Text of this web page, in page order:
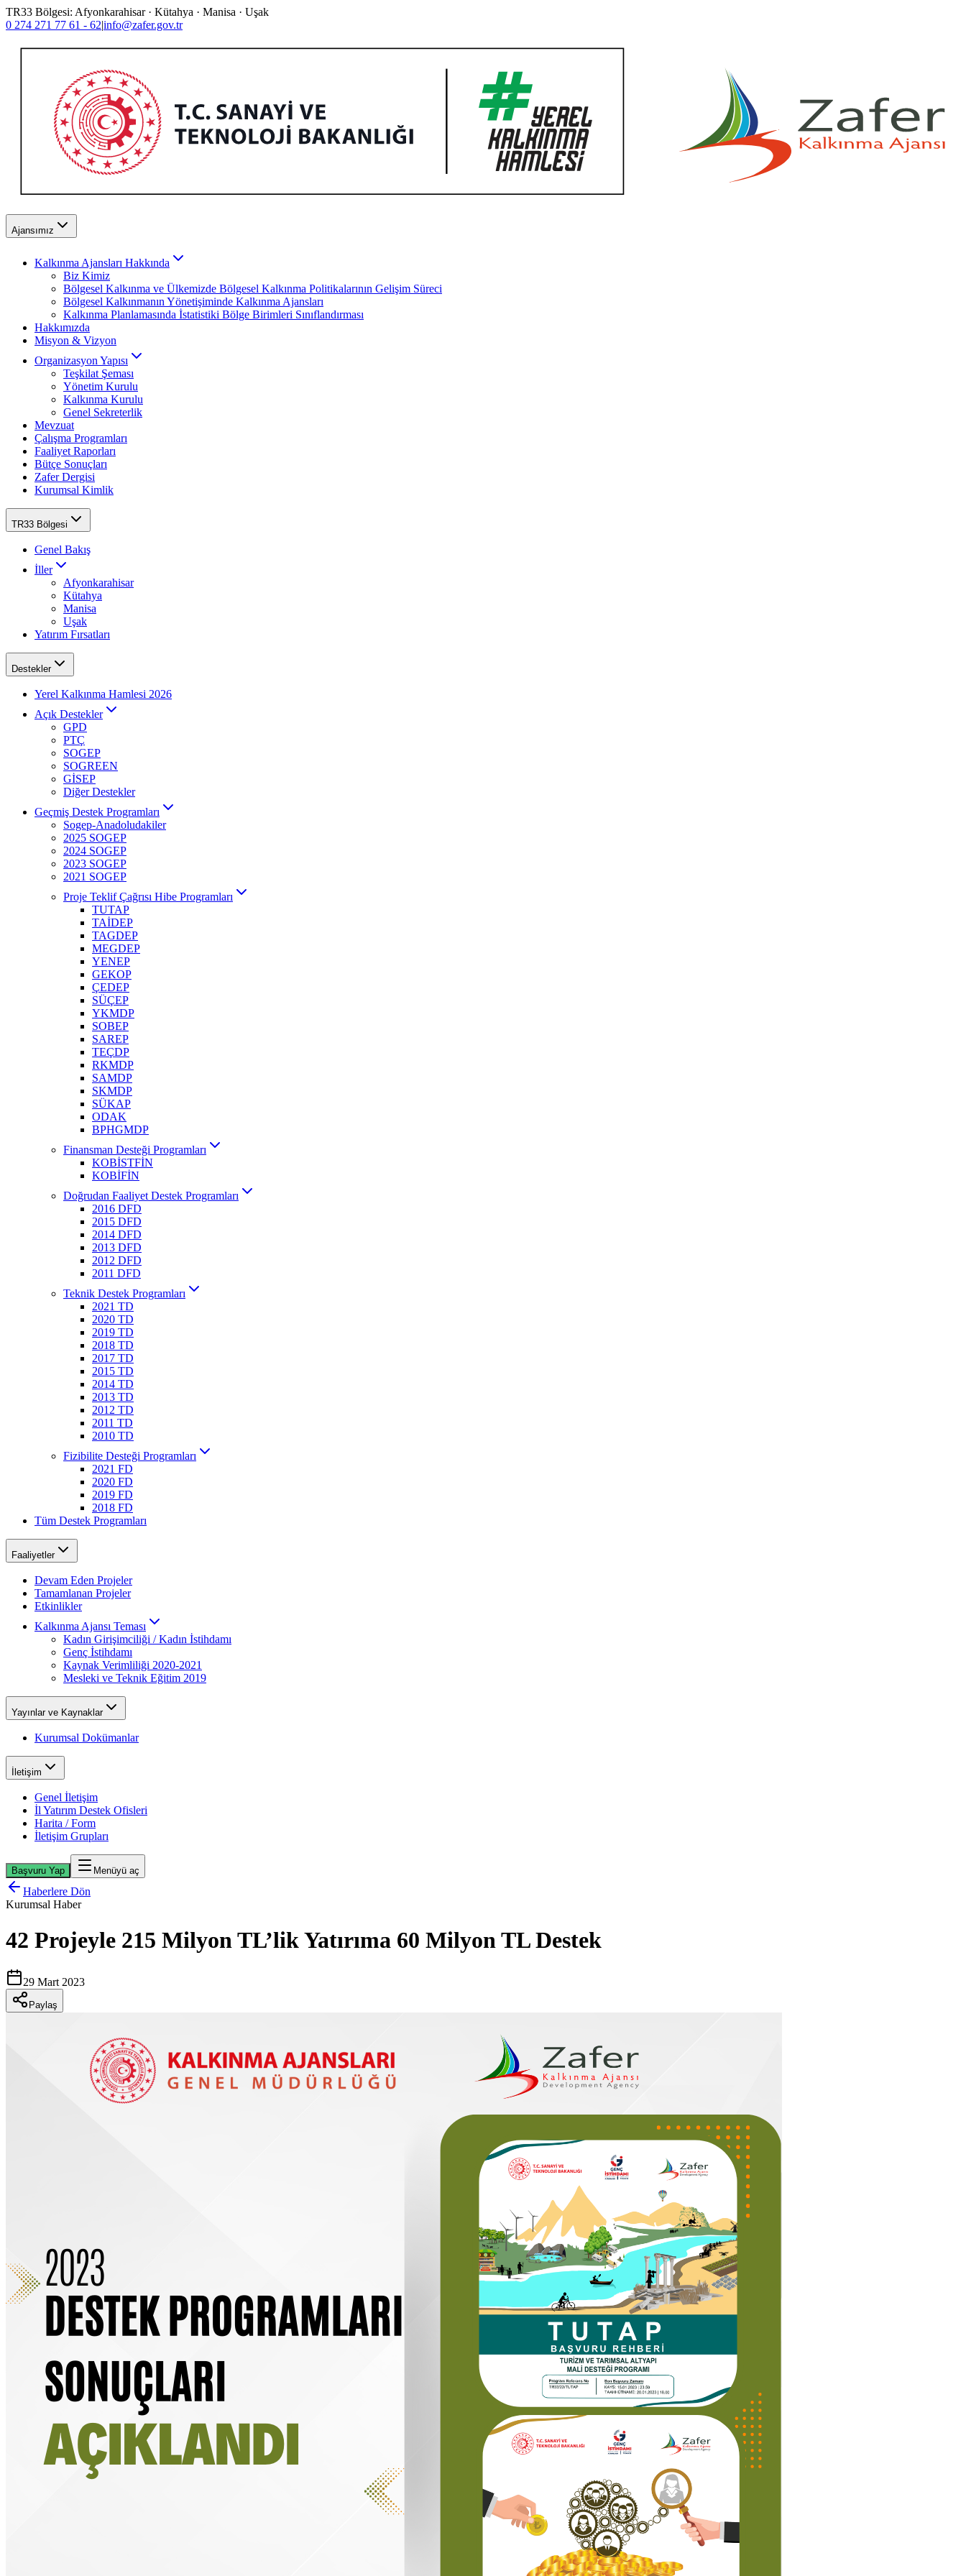
TR33 Bölgesi: Afyonkarahisar · Kütahya · Manisa · Uşak
0 274 271 77 61 - 62|info@zafer.gov.tr
Ajansımız
Kalkınma Ajansları Hakkında
Biz Kimiz
Bölgesel Kalkınma ve Ülkemizde Bölgesel Kalkınma Politikalarının Gelişim Süreci
Bölgesel Kalkınmanın Yönetişiminde Kalkınma Ajansları
Kalkınma Planlamasında İstatistiki Bölge Birimleri Sınıflandırması
Hakkımızda
Misyon & Vizyon
Organizasyon Yapısı
Teşkilat Şeması
Yönetim Kurulu
Kalkınma Kurulu
Genel Sekreterlik
Mevzuat
Çalışma Programları
Faaliyet Raporları
Bütçe Sonuçları
Zafer Dergisi
Kurumsal Kimlik
TR33 Bölgesi
Genel Bakış
İller
Afyonkarahisar
Kütahya
Manisa
Uşak
Yatırım Fırsatları
Destekler
Yerel Kalkınma Hamlesi 2026
Açık Destekler
GPD
PTÇ
SOGEP
SOGREEN
GİSEP
Diğer Destekler
Geçmiş Destek Programları
Sogep-Anadoludakiler
2025 SOGEP
2024 SOGEP
2023 SOGEP
2021 SOGEP
Proje Teklif Çağrısı Hibe Programları
TUTAP
TAİDEP
TAGDEP
MEGDEP
YENEP
GEKOP
ÇEDEP
SÜÇEP
YKMDP
SOBEP
SAREP
TEÇDP
RKMDP
SAMDP
SKMDP
SÜKAP
ODAK
BPHGMDP
Finansman Desteği Programları
KOBİSTFİN
KOBİFİN
Doğrudan Faaliyet Destek Programları
2016 DFD
2015 DFD
2014 DFD
2013 DFD
2012 DFD
2011 DFD
Teknik Destek Programları
2021 TD
2020 TD
2019 TD
2018 TD
2017 TD
2015 TD
2014 TD
2013 TD
2012 TD
2011 TD
2010 TD
Fizibilite Desteği Programları
2021 FD
2020 FD
2019 FD
2018 FD
Tüm Destek Programları
Faaliyetler
Devam Eden Projeler
Tamamlanan Projeler
Etkinlikler
Kalkınma Ajansı Teması
Kadın Girişimciliği / Kadın İstihdamı
Genç İstihdamı
Kaynak Verimliliği 2020-2021
Mesleki ve Teknik Eğitim 2019
Yayınlar ve Kaynaklar
Kurumsal Dokümanlar
İletişim
Genel İletişim
İl Yatırım Destek Ofisleri
Harita / Form
İletişim Grupları
Başvuru Yap Menüyü aç
Haberlere Dön
Kurumsal Haber
42 Projeyle 215 Milyon TL’lik Yatırıma 60 Milyon TL Destek
29 Mart 2023
Paylaş